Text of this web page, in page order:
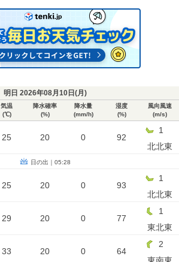
明日 2026年08月10日(月 )
気温
(℃)
降水確率
(%)
降水量
(mm/h)
湿度
(%)
風向風速
(m/s)
25 20 0 92
1
北北東
日の出｜05:28
25 20 0 93
1
北北東
29 20 0 77
1
東北東
33 20 0 64
2